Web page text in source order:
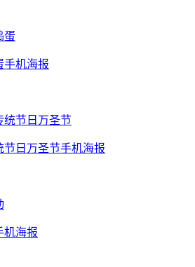
手机海报
节日万圣节手机海报
机海报